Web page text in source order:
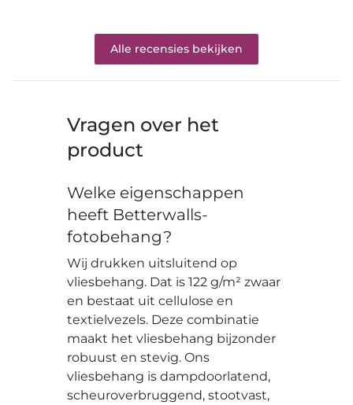
Alle recensies bekijken
Vragen over het
product
Welke eigenschappen
heeft Betterwalls-
fotobehang?
Wij drukken uitsluitend op
vliesbehang. Dat is 122 g/m² zwaar
en bestaat uit cellulose en
textielvezels. Deze combinatie
maakt het vliesbehang bijzonder
robuust en stevig. Ons
vliesbehang is dampdoorlatend,
scheuroverbruggend, stootvast,